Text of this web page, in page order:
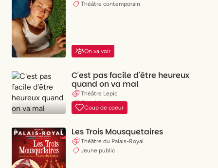
Cirque & magie
X)
Danse
(X)
J'ai envie de
Être ému
(X)
Apprendre
(X)
Rêver
(X)
Être surpris
(X)
Réfléchir
(X)
Êcouter un texte
(X)
Un vrai show
(X)
Partager un moment à deux
(X)
Théâtre contemporain
On va voir
C'est pas facile d'être heureux
quand on va mal
Théâtre Lepic
Comédie
Coup de coeur
Les Trois Mousquetaires
Théâtre du Palais-Royal
Jeune public